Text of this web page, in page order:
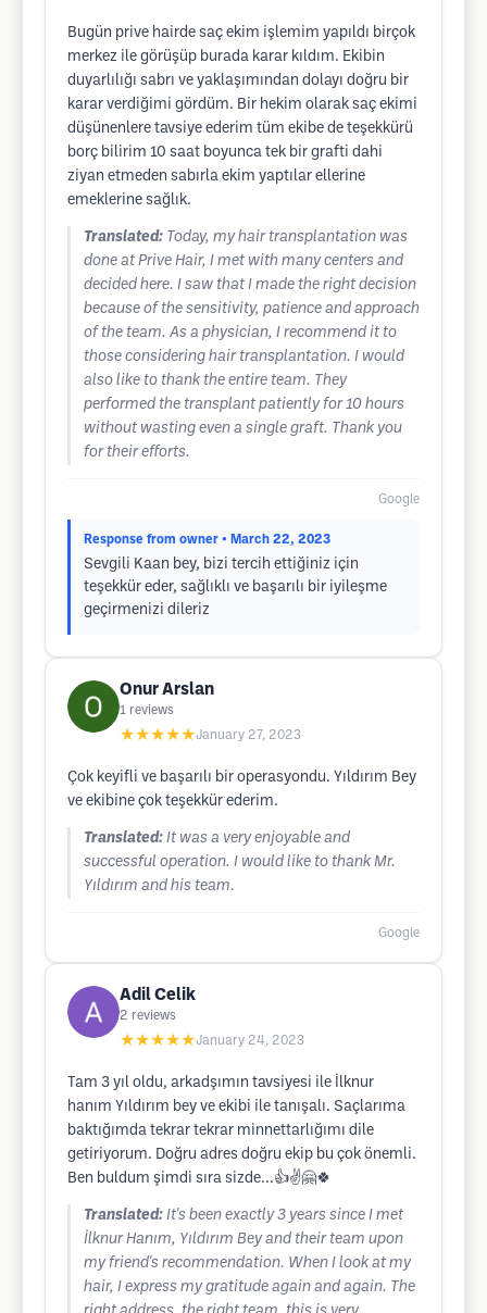
Bugün prive hairde saç ekim işlemim yapıldı birçok
merkez ile görüşüp burada karar kıldım. Ekibin
duyarlılığı sabrı ve yaklaşımından dolayı doğru bir
karar verdiğimi gördüm. Bir hekim olarak saç ekimi
düşünenlere tavsiye ederim tüm ekibe de teşekkürü
borç bilirim 10 saat boyunca tek bir grafti dahi
ziyan etmeden sabırla ekim yaptılar ellerine
emeklerine sağlık.
Translated: Today, my hair transplantation was
done at Prive Hair, I met with many centers and
decided here. I saw that I made the right decision
because of the sensitivity, patience and approach
of the team. As a physician, I recommend it to
those considering hair transplantation. I would
also like to thank the entire team. They
performed the transplant patiently for 10 hours
without wasting even a single graft. Thank you
for their efforts.
Google
Response from owner • March 22, 2023
Sevgili Kaan bey, bizi tercih ettiğiniz için
teşekkür eder, sağlıklı ve başarılı bir iyileşme
geçirmenizi dileriz
Onur Arslan
1 reviews
★★★★★January 27, 2023
Çok keyifli ve başarılı bir operasyondu. Yıldırım Bey
ve ekibine çok teşekkür ederim.
Translated: It was a very enjoyable and
successful operation. I would like to thank Mr.
Yıldırım and his team.
Google
Adil Celik
2 reviews
★★★★★January 24, 2023
Tam 3 yıl oldu, arkadşımın tavsiyesi ile İlknur
hanım Yıldırım bey ve ekibi ile tanışalı. Saçlarıma
baktığımda tekrar tekrar minnettarlığımı dile
getiriyorum. Doğru adres doğru ekip bu çok önemli.
Ben buldum şimdi sıra sizde...👍✌️🤗🍀
Translated: It's been exactly 3 years since I met
İlknur Hanım, Yıldırım Bey and their team upon
my friend's recommendation. When I look at my
hair, I express my gratitude again and again. The